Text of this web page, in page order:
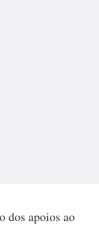
dos apoios ao